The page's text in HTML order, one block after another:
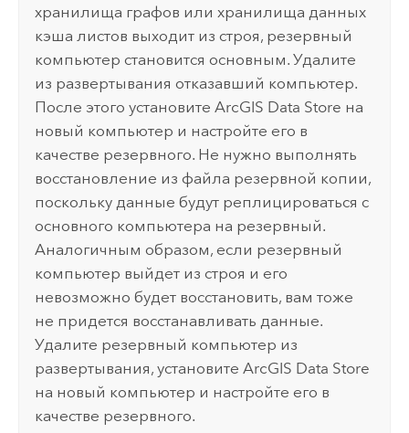
хранилища графов или хранилища данных
кэша листов выходит из строя, резервный
компьютер становится основным. Удалите
из развертывания отказавший компьютер.
После этого установитеArcGIS Data Store на
новый компьютер и настройте его в
качестве резервного. Не нужно выполнять
восстановление из файла резервной копии,
поскольку данные будут реплицироваться с
основного компьютера на резервный.
Аналогичным образом, если резервный
компьютер выйдет из строя и его
невозможно будет восстановить, вам тоже
не придется восстанавливать данные.
Удалите резервный компьютер из
развертывания, установитеArcGIS Data Store
на новый компьютер и настройте его в
качестве резервного.